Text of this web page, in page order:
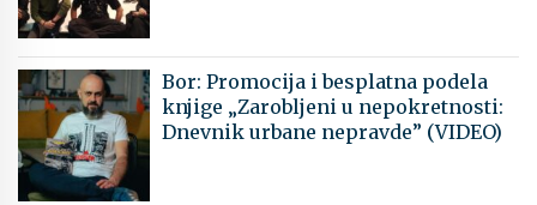
Bor: Promocija i besplatna podela
knjige „Zarobljeni u nepokretnosti:
Dnevnik urbane nepravde” (VIDEO)